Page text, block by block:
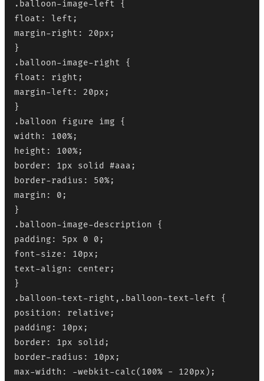
.balloon-image-left {
float: left;
margin-right: 20px;
}
.balloon-image-right {
float: right;
margin-left: 20px;
}
.balloon figure img {
width: 100%;
height: 100%;
border: 1px solid #aaa;
border-radius: 50%;
margin: 0;
}
.balloon-image-description {
padding: 5px 0 0;
font-size: 10px;
text-align: center;
}
.balloon-text-right,.balloon-text-left {
position: relative;
padding: 10px;
border: 1px solid;
border-radius: 10px;
max-width: -webkit-calc(100% - 120px);